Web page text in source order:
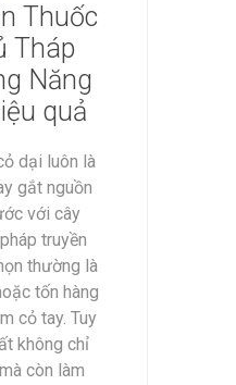
Thuốc
Tháp
Năng
quả
dại luôn là
gắt nguồn
với cây
truyền
thường là
tốn hàng
cỏ tay. Tuy
không chỉ
còn làm